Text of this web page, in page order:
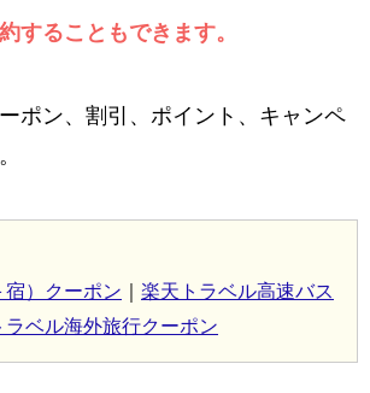
することもできます。
ポン、割引、ポイント、キャンペ
）クーポン
楽天トラベル高速バス
ラベル海外旅行クーポン